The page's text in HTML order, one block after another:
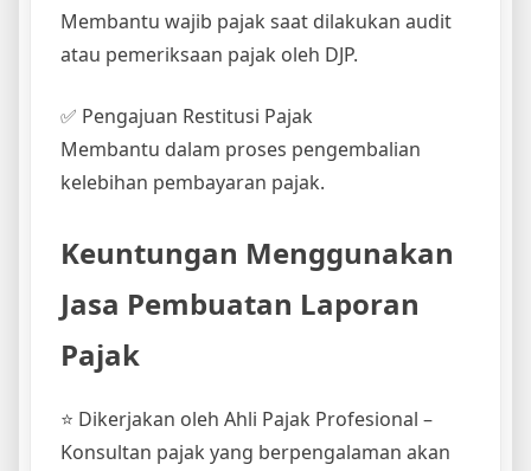
Membantu wajib pajak saat dilakukan audit
atau pemeriksaan pajak oleh DJP.
✅ Pengajuan Restitusi Pajak
Membantu dalam proses pengembalian
kelebihan pembayaran pajak.
Keuntungan Menggunakan
Jasa Pembuatan Laporan
Pajak
⭐ Dikerjakan oleh Ahli Pajak Profesional –
Konsultan pajak yang berpengalaman akan